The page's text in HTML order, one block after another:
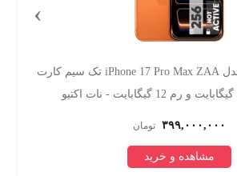
گوشی موبایل اپل مدل iPhone 17 Pro Max ZAA تک سیم کارت
۳۹۹,۰۰۰,۰۰۰ تومان
مشاهده و خرید
›